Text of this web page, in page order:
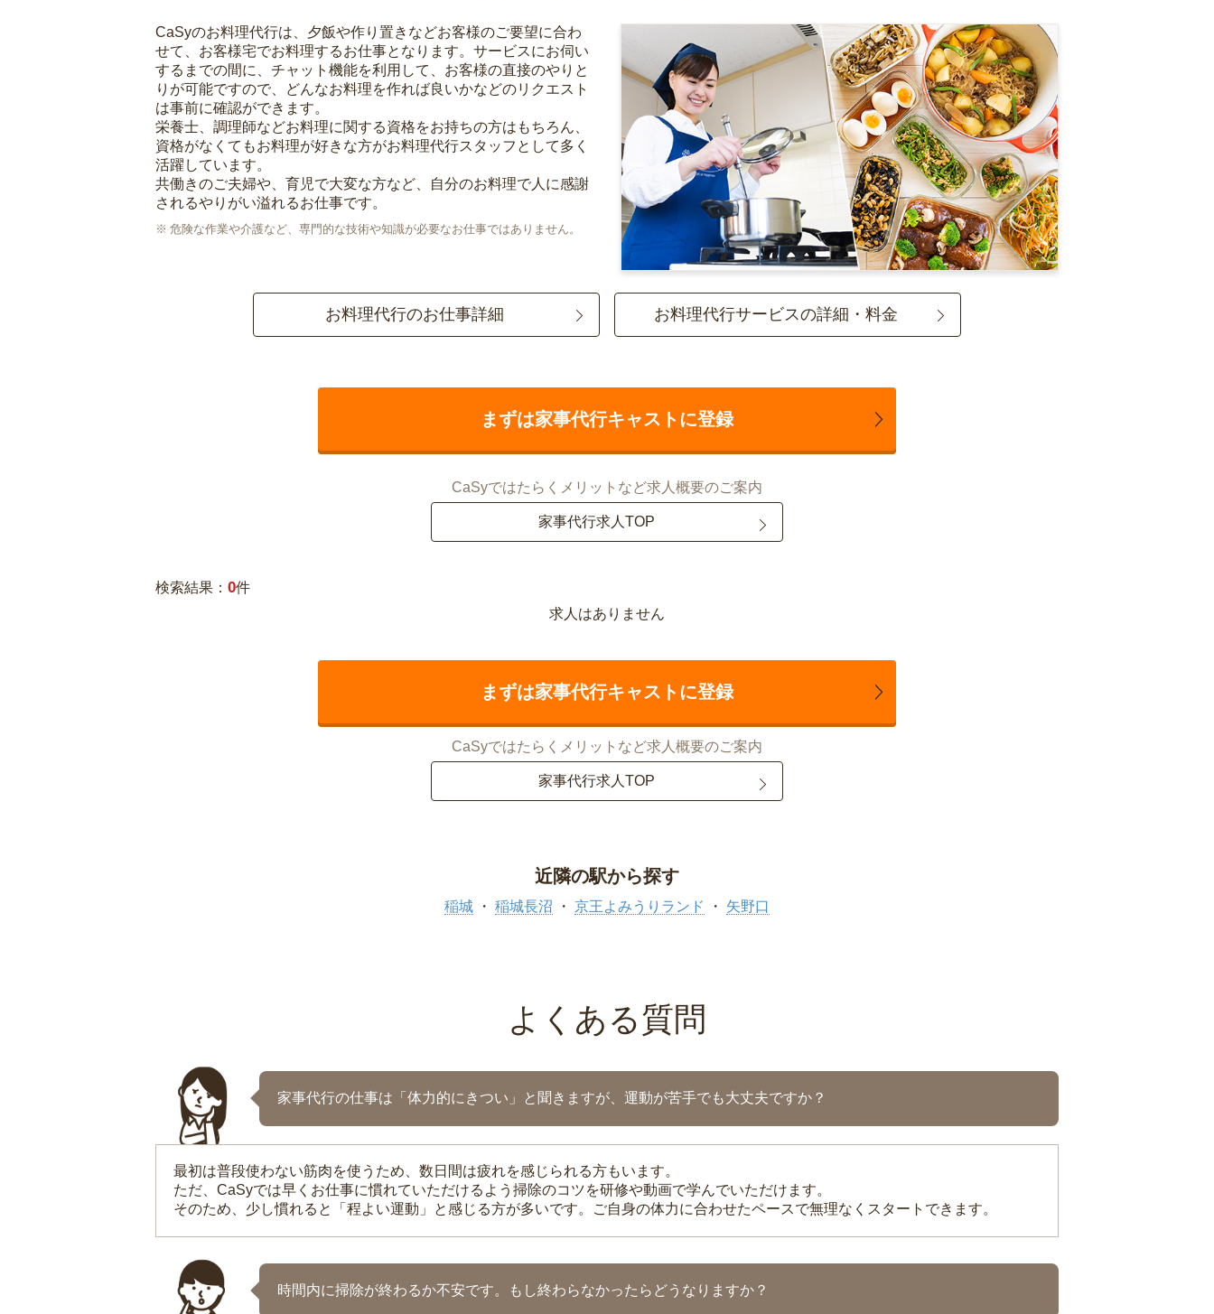
CaSyのお料理代行は、夕飯や作り置きなどお客様のご要望に合わ
せて、お客様宅でお料理するお仕事となります。サービスにお伺い
するまでの間に、チャット機能を利用して、お客様の直接のやりと
りが可能ですので、どんなお料理を作れば良いかなどのリクエスト
は事前に確認ができます。
栄養士、調理師などお料理に関する資格をお持ちの方はもちろん、
資格がなくてもお料理が好きな方がお料理代行スタッフとして多く
活躍しています。
共働きのご夫婦や、育児で大変な方など、自分のお料理で人に感謝
されるやりがい溢れるお仕事です。
危険な作業や介護など、専門的な技術や知識が必要なお仕事ではありません。
お料理代行のお仕事詳細 お料理代行サービスの詳細・料金
まずは家事代行キャストに登録
CaSyではたらくメリットなど求人概要のご案内
家事代行求人TOP
検索結果： 0件
求人はありません
まずは家事代行キャストに登録
CaSyではたらくメリットなど求人概要のご案内
家事代行求人TOP
近隣の駅から探す
稲城 稲城長沼 京王よみうりランド 矢野口
よくある質問
家事代行の仕事は「体力的にきつい」と聞きますが、運動が苦手でも大丈夫ですか？
最初は普段使わない筋肉を使うため、数日間は疲れを感じられる方もいます。
ただ、CaSyでは早くお仕事に慣れていただけるよう掃除のコツを研修や動画で学んでいただけます。
そのため、少し慣れると「程よい運動」と感じる方が多いです。ご自身の体力に合わせたペースで無理なくスタートできます。
時間内に掃除が終わるか不安です。もし終わらなかったらどうなりますか？